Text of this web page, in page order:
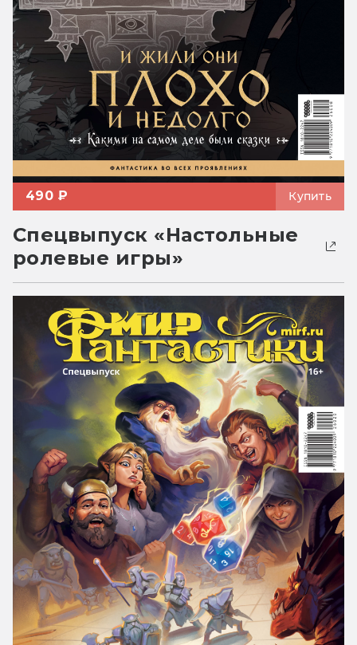
490 ₽ Купить
Спецвыпуск «Настольные
ролевые игры»